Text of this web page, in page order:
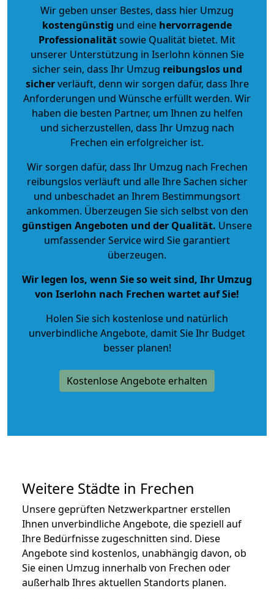
Wir geben unser Bestes, dass hier Umzug
kostengünstig und eine hervorragende
Professionalitätsowie Qualität bietet. Mit
unserer Unterstützung in Iserlohn können Sie
sicher sein, dass Ihr Umzug reibungslos und
sicherverläuft, denn wir sorgen dafür, dass Ihre
Anforderungen und Wünsche erfüllt werden. Wir
haben die besten Partner, um Ihnen zu helfen
und sicherzustellen, dass Ihr Umzug nach
Frechen ein erfolgreicher ist.
Wir sorgen dafür, dass Ihr Umzug nach Frechen
reibungslos verläuft und alle Ihre Sachen sicher
und unbeschadet an Ihrem Bestimmungsort
ankommen. Überzeugen Sie sich selbst von den
günstigen Angeboten und der Qualität. Unsere
umfassender Service wird Sie garantiert
überzeugen.
Wir legen los, wenn Sie so weit sind, Ihr Umzug
von Iserlohn nach Frechen wartet auf Sie!
Holen Sie sich kostenlose und natürlich
unverbindliche Angebote, damit Sie Ihr Budget
besser planen!
Kostenlose Angebote erhalten
Weitere Städte in Frechen
Unsere geprüften Netzwerkpartner erstellen
Ihnen unverbindliche Angebote, die speziell auf
Ihre Bedürfnisse zugeschnitten sind. Diese
Angebote sind kostenlos, unabhängig davon, ob
Sie einen Umzug innerhalb von Frechen oder
außerhalb Ihres aktuellen Standorts planen.